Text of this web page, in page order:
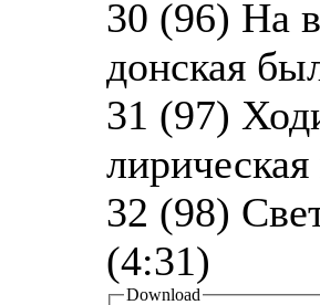
30 (96) На
донская
31 (97)
32 (98)
(4:31)
Download